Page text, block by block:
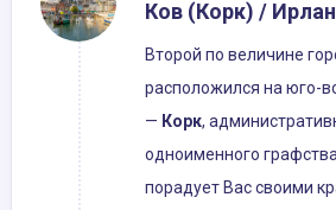
Ков (Корк) /
Второй по величине
расположился на юго-
— Корк,
одноименного
порадует Вас своими